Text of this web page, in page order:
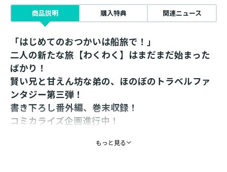
商品説明 購入特典 関連ニュース
「はじめてのおつかいは船旅で！」
二人の新たな旅【わくわく】はまだまだ始まった
ばかり！
賢い兄と甘えん坊な弟の、ほのぼのトラベルファ
ンタジー第三弾！
書き下ろし番外編、巻末収録！
コミカライズ企画進行中！
「りゅーも、おちごと、しゅるっ！」
もっと見る